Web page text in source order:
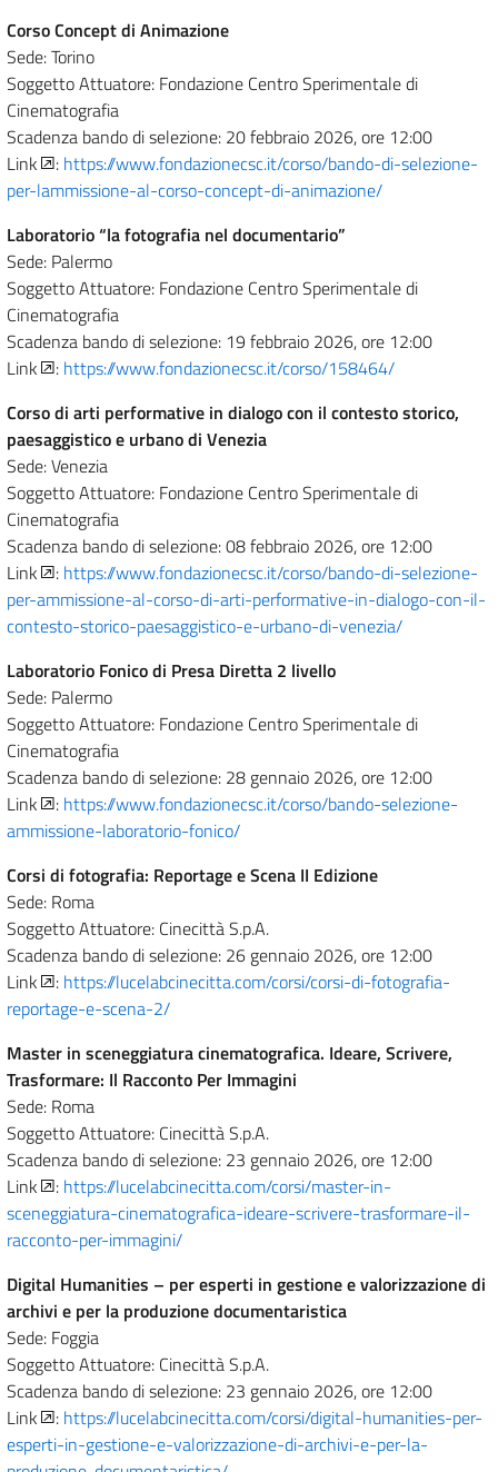
Corso Concept di Animazione
Sede: Torino
Soggetto Attuatore: Fondazione Centro Sperimentale di
Cinematografia
Scadenza bando di selezione: 20 febbraio 2026, ore 12:00
Link
: https://www.fondazionecsc.it/corso/bando-di-selezione-
per-lammissione-al-corso-concept-di-animazione/
Laboratorio “la fotografia nel documentario”
Sede: Palermo
Soggetto Attuatore: Fondazione Centro Sperimentale di
Cinematografia
Scadenza bando di selezione: 19 febbraio 2026, ore 12:00
Link
: https://www.fondazionecsc.it/corso/158464/
Corso di arti performative in dialogo con il contesto storico,
paesaggistico e urbano di Venezia
Sede: Venezia
Soggetto Attuatore: Fondazione Centro Sperimentale di
Cinematografia
Scadenza bando di selezione: 08 febbraio 2026, ore 12:00
Link
: https://www.fondazionecsc.it/corso/bando-di-selezione-
per-ammissione-al-corso-di-arti-performative-in-dialogo-con-il-
contesto-storico-paesaggistico-e-urbano-di-venezia/
Laboratorio Fonico di Presa Diretta 2 livello
Sede: Palermo
Soggetto Attuatore: Fondazione Centro Sperimentale di
Cinematografia
Scadenza bando di selezione: 28 gennaio 2026, ore 12:00
Link
: https://www.fondazionecsc.it/corso/bando-selezione-
ammissione-laboratorio-fonico/
Corsi di fotografia: Reportage e Scena II Edizione
Sede: Roma
Soggetto Attuatore: Cinecittà S.p.A.
Scadenza bando di selezione: 26 gennaio 2026, ore 12:00
Link
: https://lucelabcinecitta.com/corsi/corsi-di-fotografia-
reportage-e-scena-2/
Master in sceneggiatura cinematografica. Ideare, Scrivere,
Trasformare: Il Racconto Per Immagini
Sede: Roma
Soggetto Attuatore: Cinecittà S.p.A.
Scadenza bando di selezione: 23 gennaio 2026, ore 12:00
Link
: https://lucelabcinecitta.com/corsi/master-in-
sceneggiatura-cinematografica-ideare-scrivere-trasformare-il-
racconto-per-immagini/
Digital Humanities – per esperti in gestione e valorizzazione di
archivi e per la produzione documentaristica
Sede: Foggia
Soggetto Attuatore: Cinecittà S.p.A.
Scadenza bando di selezione: 23 gennaio 2026, ore 12:00
Link
: https://lucelabcinecitta.com/corsi/digital-humanities-per-
esperti-in-gestione-e-valorizzazione-di-archivi-e-per-la-